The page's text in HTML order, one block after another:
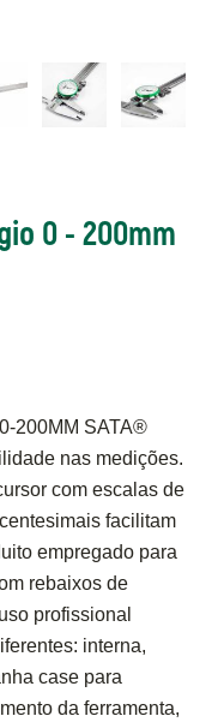
0 - 200mm
200MM SATA®
nas medições.
com escalas de
facilitam
empregado para
rebaixos de
profissional
interna,
case para
da ferramenta,